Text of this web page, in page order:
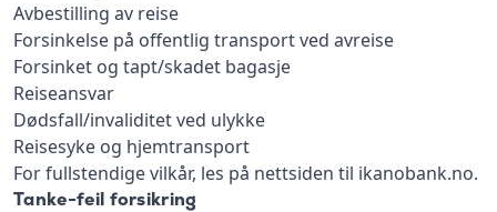
Avbestilling av reise
Forsinkelse på offentlig transport ved avreise
Forsinket og tapt/skadet bagasje
Reiseansvar
Dødsfall/invaliditet ved ulykke
Reisesyke og hjemtransport
For fullstendige vilkår, les på nettsiden til ikanobank.no.
Tanke-feil forsikring